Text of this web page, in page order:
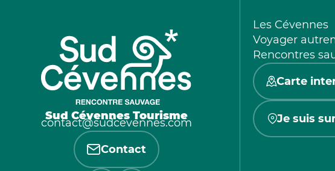
Sud Cévennes Tourisme
contact@sudcevennes.com
Contact
Les Cévennes
Voyager
Rencontres
Carte
Je suis